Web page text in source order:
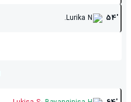
54'
Lurika N.